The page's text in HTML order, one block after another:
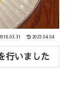
2023.04.04
行いました